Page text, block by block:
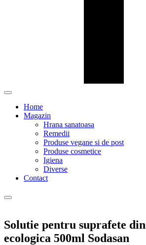
Home
Magazin
Hrana sanatoasa
Remedii
Produse vegane si de post
Produse cosmetice
Igiena
Diverse
Contact
Solutie pentru suprafete
ecologica 500ml Sodasan